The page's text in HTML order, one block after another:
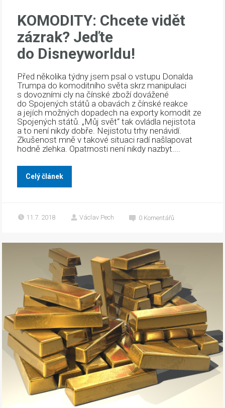
KOMODITY: Chcete vidět
zázrak? Jeďte
do Disneyworldu!
Před několika týdny jsem psal o vstupu Donalda
Trumpa do komoditního světa skrz manipulaci
s dovozními cly na čínské zboží dovážené
do Spojených států a obavách z čínské reakce
a jejích možných dopadech na exporty komodit ze
Spojených států. „Můj svět“ tak ovládla nejistota
a to není nikdy dobře. Nejistotu trhy nenávidí.
Zkušenost mně v takové situaci radí našlapovat
hodně zlehka. Opatrnosti není nikdy nazbyt....
Celý článek
11.7. 2018 Václav Pech 0 Komentářů